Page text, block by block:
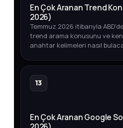
En Çok Aranan Trend
2026)
Temmuz 2026 itibarıyla
trend arama konusunu ve
anahtar kelimeleri nasıl
13
En Çok Aranan Google